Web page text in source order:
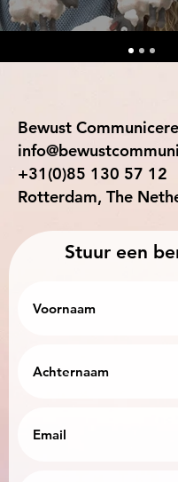
Bewust
+31(0)85 130 57 12
Rotterdam, The
Stuur een